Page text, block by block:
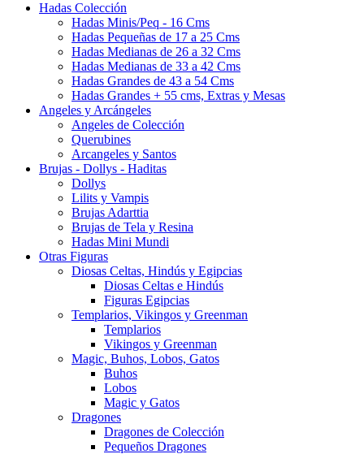
Hadas Colección
Hadas Minis/Peq - 16 Cms
Hadas Pequeñas de 17 a 25 Cms
Hadas Medianas de 26 a 32 Cms
Hadas Medianas de 33 a 42 Cms
Hadas Grandes de 43 a 54 Cms
Hadas Grandes + 55 cms, Extras y Mesas
Angeles y Arcángeles
Angeles de Colección
Querubines
Arcangeles y Santos
Brujas - Dollys - Haditas
Dollys
Lilits y Vampis
Brujas Adarttia
Brujas de Tela y Resina
Hadas Mini Mundi
Otras Figuras
Diosas Celtas, Hindús y Egipcias
Diosas Celtas e Hindús
Figuras Egipcias
Templarios, Vikingos y Greenman
Templarios
Vikingos y Greenman
Magic, Buhos, Lobos, Gatos
Buhos
Lobos
Magic y Gatos
Dragones
Dragones de Colección
Pequeños Dragones